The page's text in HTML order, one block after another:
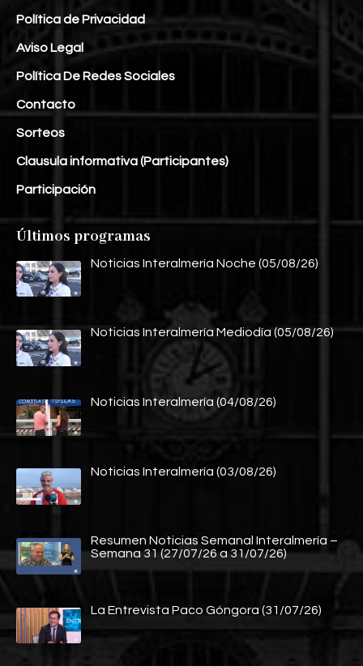
Política de Privacidad
Aviso Legal
Política De Redes Sociales
Contacto
Sorteos
Clausula informativa (Participantes)
Participación
Últimos programas
Noticias Interalmería Noche (05/08/26)
Noticias Interalmería Mediodía (05/08/26)
Noticias Interalmería (04/08/26)
Noticias Interalmería (03/08/26)
Resumen Noticias Semanal Interalmería –
Semana 31 (27/07/26 a 31/07/26)
La Entrevista Paco Góngora (31/07/26)